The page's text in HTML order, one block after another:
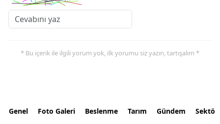
* Bu içerik ile ilgili yorum yok, ilk yorumu siz yazın, tartışalım *
Genel Foto Galeri Beslenme Tarım Gündem